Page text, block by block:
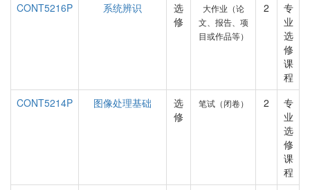
CONT5216P
系统辨识
选
修
大作业（论
文、报告、项
目或作品等）
2
专
业
选
修
课
程
CONT5214P
图像处理基础
选
修
笔试（闭卷） 2
专
业
选
修
课
程